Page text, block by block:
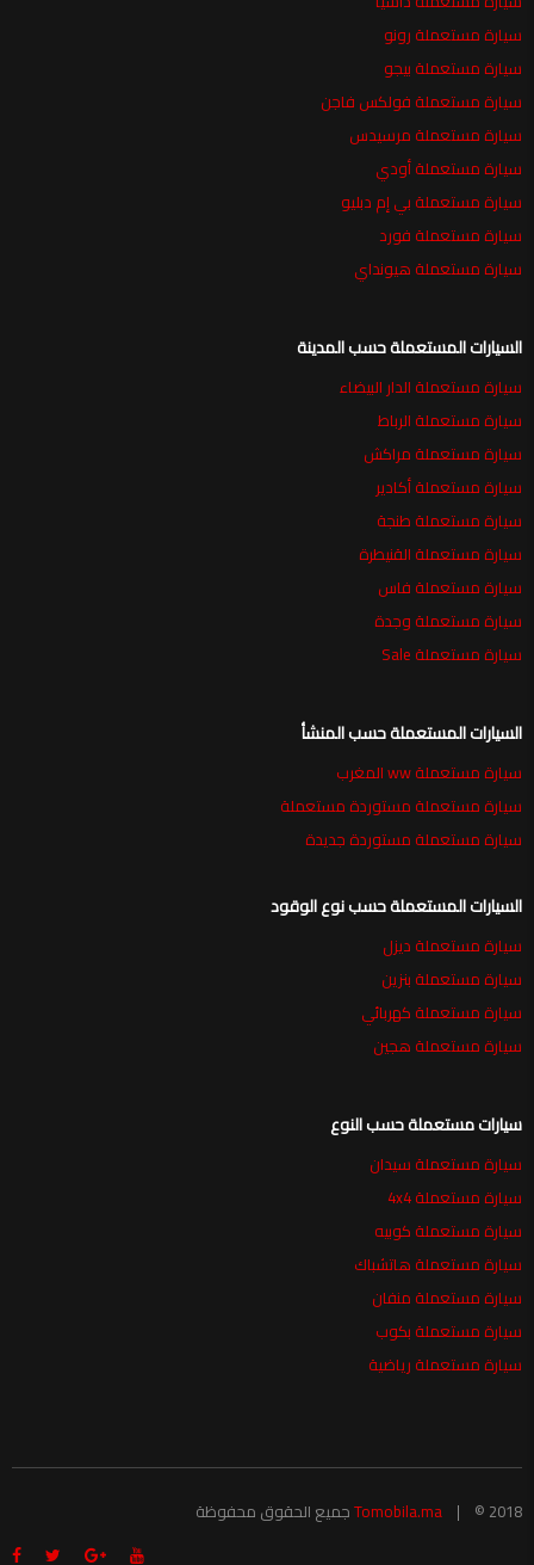
سيارة مستعملة رونو
سيارة مستعملة بيجو
سيارة مستعملة فولكس فاجن
سيارة مستعملة مرسيدس
سيارة مستعملة أودي
سيارة مستعملة بي إم دبليو
سيارة مستعملة فورد
سيارة مستعملة هيونداي
السيارات المستعملة حسب المدينة
سيارة مستعملة الدار البيضاء
سيارة مستعملة الرباط
سيارة مستعملة مراكش
سيارة مستعملة أكادير
سيارة مستعملة طنجة
سيارة مستعملة القنيطرة
سيارة مستعملة فاس
سيارة مستعملة وجدة
سيارة مستعملة Sale
السيارات المستعملة حسب المنشأ
سيارة مستعملة ww المغرب
سيارة مستعملة مستوردة مستعملة
سيارة مستعملة مستوردة جديدة
السيارات المستعملة حسب نوع الوقود
سيارة مستعملة ديزل
سيارة مستعملة بنزين
سيارة مستعملة كهربائي
سيارة مستعملة هجين
سيارات مستعملة حسب النوع
سيارة مستعملة سيدان
سيارة مستعملة 4x4
سيارة مستعملة كوبيه
سيارة مستعملة هاتشباك
سيارة مستعملة منفان
سيارة مستعملة بكوب
سيارة مستعملة رياضية
Tomobila.ma © 2018 جميع الحقوق محفوظة